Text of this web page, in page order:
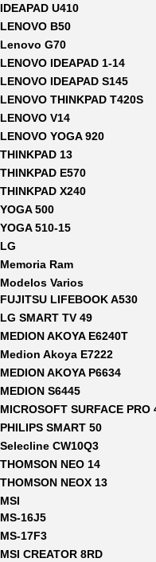
IDEAPAD U410
LENOVO B50
Lenovo G70
LENOVO IDEAPAD 1-14
LENOVO IDEAPAD S145
LENOVO THINKPAD T420S
LENOVO V14
LENOVO YOGA 920
THINKPAD 13
THINKPAD E570
THINKPAD X240
YOGA 500
YOGA 510-15
LG
Memoria Ram
Modelos Varios
FUJITSU LIFEBOOK A530
LG SMART TV 49
MEDION AKOYA E6240T
Medion Akoya E7222
MEDION AKOYA P6634
MEDION S6445
MICROSOFT SURFACE PRO
PHILIPS SMART 50
Selecline CW10Q3
THOMSON NEO 14
THOMSON NEOX 13
MSI
MS-16J5
MS-17F3
MSI CREATOR 8RD